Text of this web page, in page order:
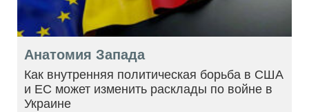
Анатомия Запада
Как внутренняя политическая борьба в США
и ЕС может изменить расклады по войне в
Украине